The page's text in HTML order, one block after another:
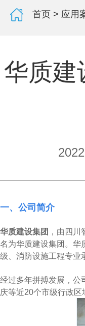
首页 > 应用
华质建
一、公司简介
华质建设集团 ，由四
名为华质建设集团。华
级、消防设施工程专业
经过多年拼搏发展，公
庆等近20个市级行政